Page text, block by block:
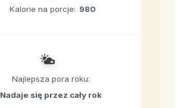
Kalorie na porcje: 980
Najlepsza pora roku:
Nadaje się przez cały rok